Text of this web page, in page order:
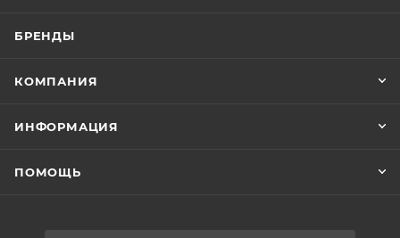
БРЕНДЫ
КОМПАНИЯ
ИНФОРМАЦИЯ
ПОМОЩЬ